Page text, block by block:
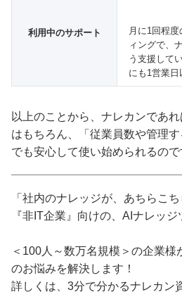
利用中のサポート
月に1回程
ィングで、
う支援して
にも1営業日
以上のことから、ナレカンであれ
はもちろん、「従業員数や管理す
でも安心して使い始められるので
「社内のナレッジが、あちらこ
『非IT企業』向けの、AIナレッジ
＜100人～数万名規模＞の企業様
のお悩みを解決します！
詳しくは、3分で分かるナレカン